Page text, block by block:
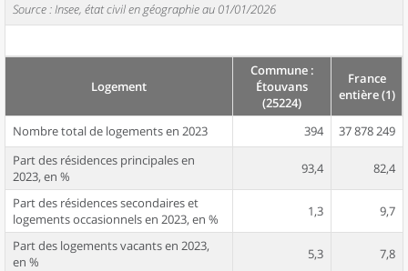
Source : Insee, état civil en géographie au 01/01/2026
Logement
Commune :
Étouvans
(25224)
France
entière (1)
Nombre total de logements en 2023 394
37 878 249
Part des résidences principales en
2023, en %
93,4 82,4
Part des résidences secondaires et
logements occasionnels en 2023, en %
1,3 9,7
Part des logements vacants en 2023,
en %
5,3 7,8